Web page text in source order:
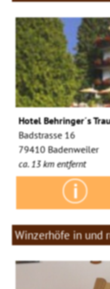
Hotel Behringer´s
Badstrasse 16
79410 Badenweiler
ca. 13 km entfernt
Winzerhöfe in und